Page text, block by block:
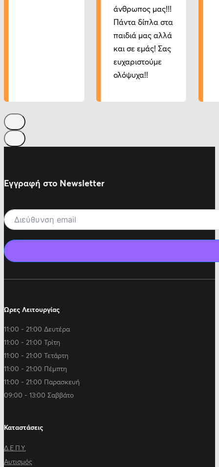
άνθρωπος μας!!!
Πάντα δίπλα στα
παιδιά μας αλλά
και σε εμάς! Σας
ευχαριστούμε
ολόψυχα!!
Εγγραφή στο Newsletter
Ώρες Λειτουργίας
11:00 - 21:00 Δευτέρα
11:00 - 21:00 Τρίτη
11:00 - 21:00 Τετάρτη
11:00 - 21:00 Πέμπτη
11:00 - 21:00 Παρασκευή
09:00 - 13:00 Σαββάτο
Καταστάσεις
Δ.Ε.Π.Υ.
Αυτισμός